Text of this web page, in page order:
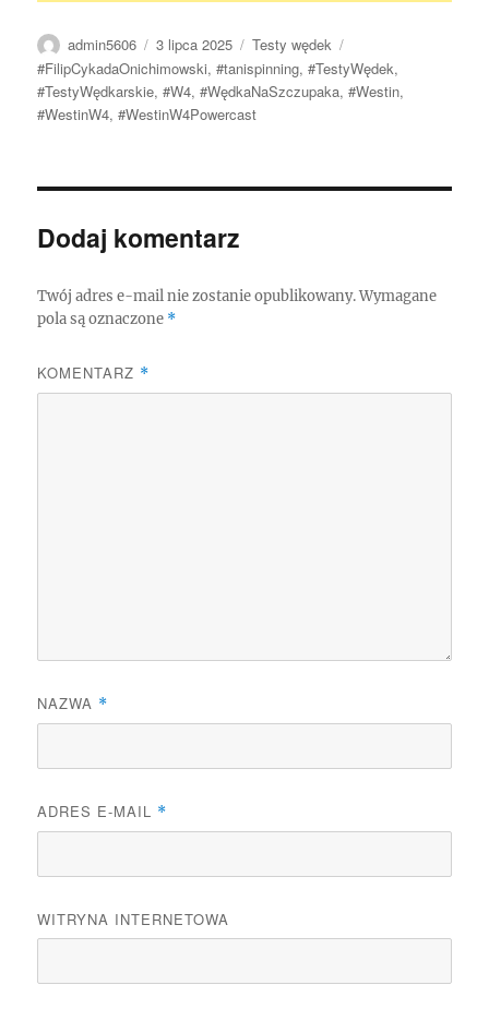
Autor
admin5606
Data
publikacji
3 lipca 2025 Kategorie
Testy wędek
#FilipCykadaOnichimowski,#tanispinning,#TestyWędek,
#TestyWędkarskie,#W4,#WędkaNaSzczupaka,#Westin,
#WestinW4,#WestinW4Powercast
Dodaj komentarz
Twój adres e-mail nie zostanie opublikowany. Wymagane
pola są oznaczone *
KOMENTARZ *
NAZWA *
ADRES E-MAIL *
WITRYNA INTERNETOWA